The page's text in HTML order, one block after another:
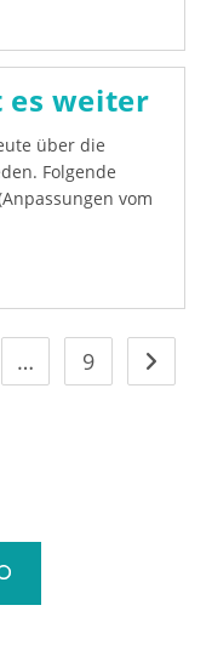
es weiter
über die
Folgende
vom
… 9 Gehe